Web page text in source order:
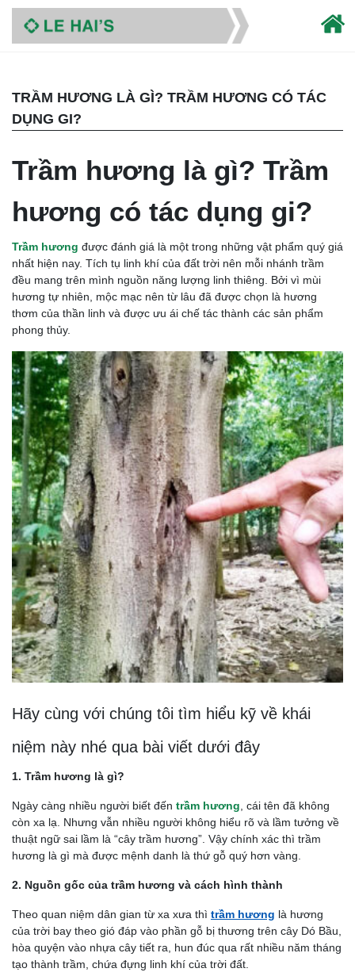
TRẦM HƯƠNG LÀ GÌ? TRẦM HƯƠNG CÓ TÁC
DỤNG GI?
Trầm hương là gì? Trầm
hương có tác dụng gi?
Trầm hương được đánh giá là một trong những vật phẩm quý giá
nhất hiện nay. Tích tụ linh khí của đất trời nên mỗi nhánh trầm
đều mang trên mình nguồn năng lượng linh thiêng. Bởi vì mùi
hương tự nhiên, mộc mạc nên từ lâu đã được chọn là hương
thơm của thần linh và được ưu ái chế tác thành các sản phẩm
phong thủy.
Hãy cùng với chúng tôi tìm hiểu kỹ về khái
niệm này nhé qua bài viết dưới đây
1. Trầm hương là gì?
Ngày càng nhiều người biết đến trầm hương , cái tên đã không
còn xa lạ. Nhưng vẫn nhiều người không hiểu rõ và lầm tưởng về
thuật ngữ sai lầm là “cây trầm hương”. Vậy chính xác thì trầm
hương là gì mà được mệnh danh là thứ gỗ quý hơn vàng.
2. Nguồn gốc của trầm hương và cách hình thành
Theo quan niệm dân gian từ xa xưa thì trầm hương là hương
của trời bay theo gió đáp vào phần gỗ bị thương trên cây Dó Bầu,
hòa quyện vào nhựa cây tiết ra, hun đúc qua rất nhiều năm tháng
tạo thành trầm, chứa đựng linh khí của trời đất.